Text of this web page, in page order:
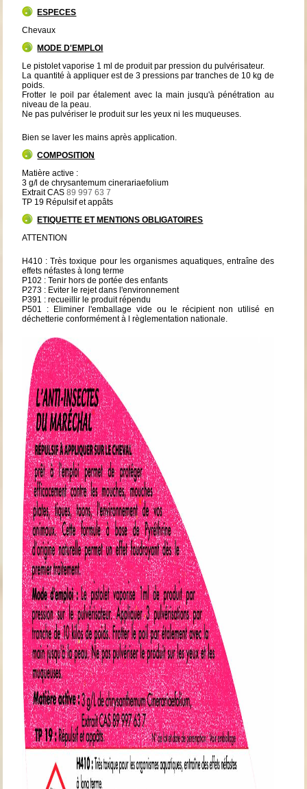
ESPECES
Chevaux
MODE D'EMPLOI
Le pistolet vaporise 1 ml de produit par pression du pulvérisateur.
La quantité à appliquer est de 3 pressions par tranches de 10 kg de
poids.
Frotter le poil par étalement avec la main jusqu'à pénétration au
niveau de la peau.
Ne pas pulvériser le produit sur les yeux ni les muqueuses.
Bien se laver les mains après application.
COMPOSITION
Matière active :
3 g/l de chrysantemum cinerariaefolium
Extrait CAS89 997 63 7
TP 19 Répulsif et appâts
ETIQUETTE ET MENTIONS OBLIGATOIRES
ATTENTION
H410 : Très toxique pour les organismes aquatiques, entraîne des
effets néfastes à long terme
P102 : Tenir hors de portée des enfants
P273 : Eviter le rejet dans l'environnement
P391 : recueillir le produit répendu
P501 : Eliminer l'emballage vide ou le récipient non utilisé en
déchetterie conformément à l règlementation nationale.